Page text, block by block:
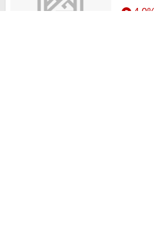
4.0%